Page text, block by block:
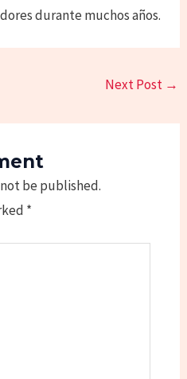
durante muchos años.
Next Post →
be published.
*